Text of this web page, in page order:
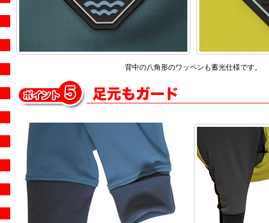
背中の八角形のワッペンも蓄光仕様です。